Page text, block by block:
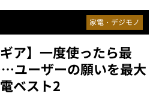
家電・デジモノ
ア】一度使ったら最
ユーザーの願いを最大
ベスト2